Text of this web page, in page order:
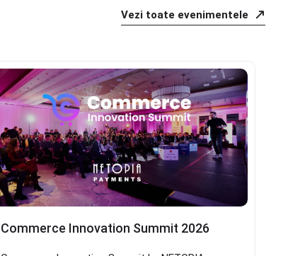
Vezi toate evenimentele
Commerce Innovation Summit 2026